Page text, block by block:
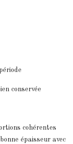
conservée
cohérentes
épaisseur avec